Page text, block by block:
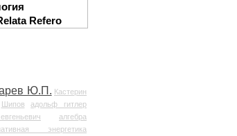
Refero
Ю.П. Кастерин
Шипов
адольф гитлер
алгебра
энергетика